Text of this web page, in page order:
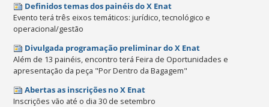
Definidos temas dos painéis do X Enat
Evento terá três eixos temáticos: jurídico, tecnológico e
operacional/gestão
Divulgada programação preliminar do X Enat
Além de 13 painéis, encontro terá Feira de Oportunidades e
apresentação da peça "Por Dentro da Bagagem"
Abertas as inscrições no X Enat
Inscrições vão até o dia 30 de setembro